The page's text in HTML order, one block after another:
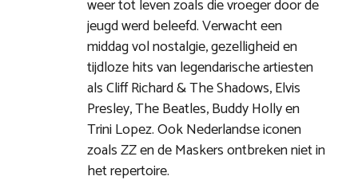
weer tot leven zoals die vroeger door de
jeugd werd beleefd. Verwacht een
middag vol nostalgie, gezelligheid en
tijdloze hits van legendarische artiesten
als Cliff Richard & The Shadows, Elvis
Presley, The Beatles, Buddy Holly en
Trini Lopez. Ook Nederlandse iconen
zoals ZZ en de Maskers ontbreken niet in
het repertoire.